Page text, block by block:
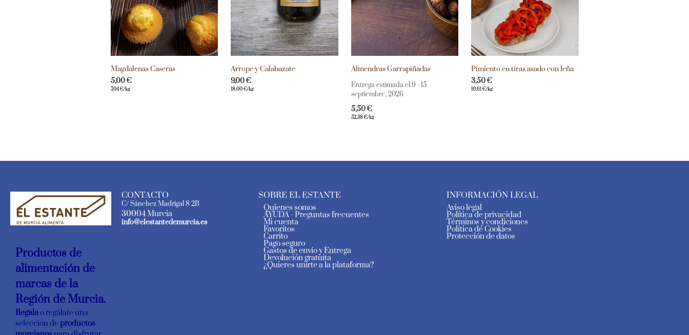
Magdalenas Caseras
5,00€
7,04€/kg
Arrope y Calabazate
9,00€
18,00€/kg
Almendras Garrapiñadas
Entrega estimada el 9 - 15
septiembre, 2026
5,50€
52,38€/kg
Pimiento en tiras asado con leña
3,50€
10,61€/kg
Productos de
alimentación de
marcas de la
Región de Murcia.
Regalao regálate una
selección de productos
CONTACTO
C/ Sánchez Madrigal 8 2B
30004 Murcia
info@elestantedemurcia.es
SOBRE EL ESTANTE
Quienes somos
AYUDA - Preguntas frecuentes
Mi cuenta
Favoritos
Carrito
Pago seguro
Gastos de envío y Entrega
Devolución gratuita
¿Quieres unirte a la plataforma?
INFORMACIÓN LEGAL
Aviso legal
Política de privacidad
Términos y condiciones
Política de Cookies
Protección de datos